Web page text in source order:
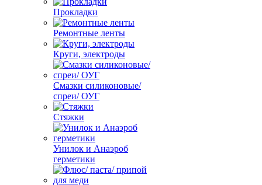
Прокладки
Ремонтные ленты
Круги, электроды
Смазки силиконовые/
спреи/ ОУГ
Стяжки
Унилок и Анаэроб
герметики